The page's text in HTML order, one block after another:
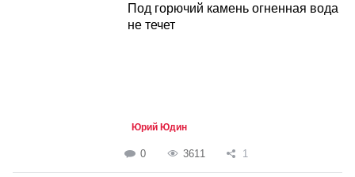
Под горючий камень огненная вода
не течет
Юрий Юдин
0 3611 1